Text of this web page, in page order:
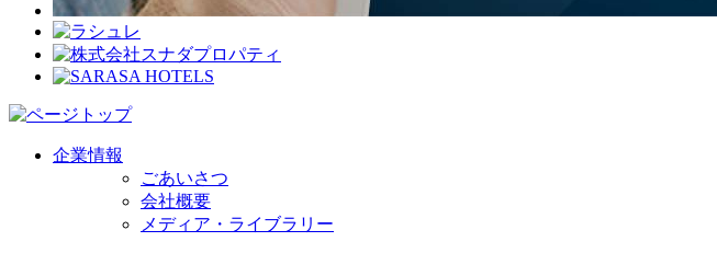
企業情報
ごあいさつ
会社概要
メディア・ライブラリー